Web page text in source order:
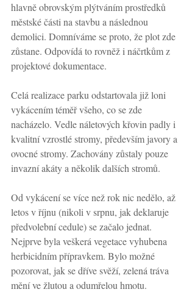
hlavně obrovským plýtváním prostředků
městské části na stavbu a následnou
demolici. Domníváme se proto, že plot zde
zůstane. Odpovídá to rovněž i náčrtkům z
projektové dokumentace.
Celá realizace parku odstartovala již loni
vykácením téměř všeho, co se zde
nacházelo. Vedle náletových křovin padly i
kvalitní vzrostlé stromy, především javory a
ovocné stromy. Zachovány zůstaly pouze
invazní akáty a několik dalších stromů.
Od vykácení se více než rok nic nedělo, až
letos v říjnu (nikoli v srpnu, jak deklaruje
předvolební cedule) se začalo jednat.
Nejprve byla veškerá vegetace vyhubena
herbicidním přípravkem. Bylo možné
pozorovat, jak se dříve svěží, zelená tráva
mění ve žlutou a odumřelou hmotu.